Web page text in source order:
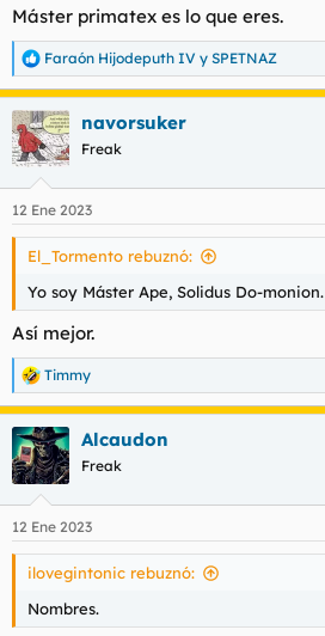
ideológica y de interpretación social
Máster primatex es lo que eres.
R
e
a
c
c
i
e
s
Faraón Hijodeputh IV y SPETNAZ
navorsuker
Freak
12 Ene 2023
El_Tormento rebuznó:
Yo soy Máster Ape, Solidus Do-monion.
Así mejor.
R
e
a
c
c
i
e
s
Timmy
Alcaudon
Freak
12 Ene 2023
ilovegintonic rebuznó:
Nombres.